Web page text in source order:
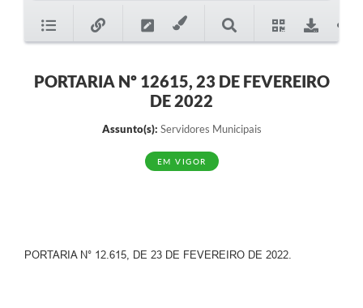
1DOC
PARCEIROS
Contato
PORTARIA Nº 12615, 23 DE FEVEREIRO
DE 2022
Assunto(s): Servidores Municipais
EM VIGOR
PORTARIA N° 12.615, DE 23 DE FEVEREIRO DE 2022.